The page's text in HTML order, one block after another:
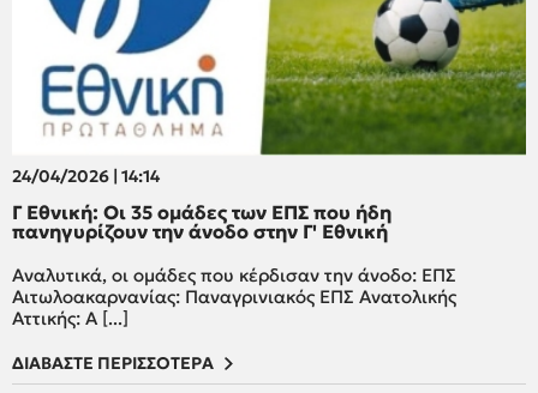
24/04/2026 | 14:14
Γ Εθνική: Οι 35 ομάδες των ΕΠΣ που ήδη
πανηγυρίζουν την άνοδο στην Γ' Εθνική
Αναλυτικά, οι ομάδες που κέρδισαν την άνοδο: ΕΠΣ
Αιτωλοακαρνανίας: Παναγρινιακός ΕΠΣ Ανατολικής
Αττικής: Α [...]
ΔΙΑΒΑΣΤΕ ΠΕΡΙΣΣΟΤΕΡΑ